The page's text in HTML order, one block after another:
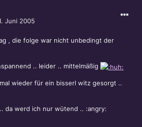
Juni 2005
, die folge war nicht unbedingt der
.. leider .. mittelmäßig
wieder für ein bisserl witz gesorgt ..
da werd ich nur wütend .. :angry: